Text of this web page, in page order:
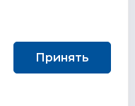
округа "Город
Байкова Е.А.
Редакции:
395-85-85
материалы 18+
персональных
Принять